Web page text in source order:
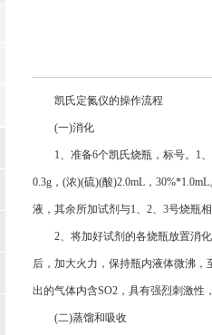
凯氏定氮仪的操作流程
(一)消化
1、准备6个凯氏烧瓶，标号。1、
0.3g，(浓)(硫)(酸)2.0mL，
液，其余所加试剂与1、2、3号烧瓶
2、将加好试剂的各烧瓶放置消化
后，加大火力，保持瓶内液体微沸
出的气体内含SO2，具有强烈刺激
(二)蒸馏和吸收